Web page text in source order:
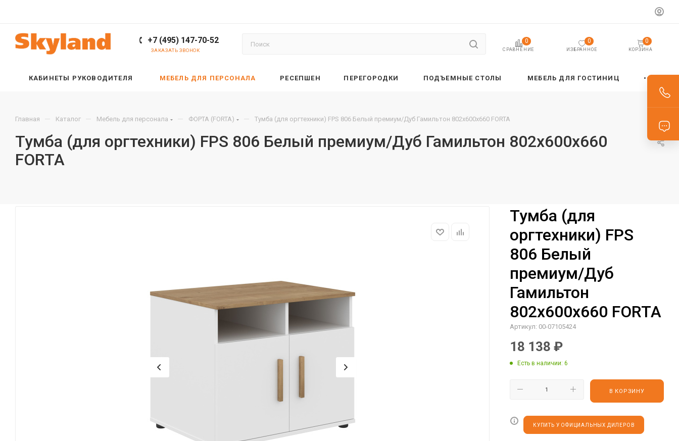
+7 (495) 147-70-52
ЗАКАЗАТЬ ЗВОНОК СРАВНЕНИЕ
0
ИЗБРАННОЕ
0
КОРЗИНА
0
КАБИНЕТЫ РУКОВОДИТЕЛЯ МЕБЕЛЬ ДЛЯ ПЕРСОНАЛА РЕСЕПШЕН ПЕРЕГОРОДКИ ПОДЪЕМНЫЕ СТОЛЫ МЕБЕЛЬ ДЛЯ ГОСТИНИЦ
Главная — Каталог — Мебель для персонала — ФОРТА (FORTA) — Тумба (для оргтехники) FPS 806 Белый премиум/Дуб Гамильтон 802х600х660 FORTA
Тумба (для оргтехники) FPS 806 Белый премиум/Дуб Гамильтон 802х600х660
FORTA
Тумба (для
оргтехники) FPS
806 Белый
премиум/Дуб
Гамильтон
802х600х660 FORTA
Артикул: 00-07105424
18 138 ₽
Есть в наличии: 6
В КОРЗИНУ
КУПИТЬ У ОФИЦИАЛЬНЫХ ДИЛЕРОВ